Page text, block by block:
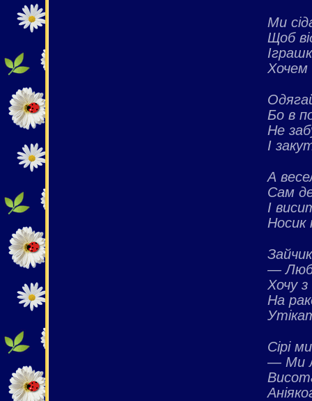
Ми
Щоб
Хочем
Бо в
Не
І
А
Сам
І
Носик
—
Хочу
На
Сірі
— Ми